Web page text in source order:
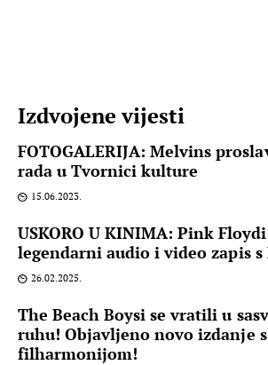
Izdvojene vijesti
FOTOGALERIJA: Melvins
rada u Tvornici kulture
15.06.2023.
USKORO U KINIMA: Pink
legendarni audio i video zapis s
26.02.2025.
The Beach Boysi se vratili u
ruhu! Objavljeno novo izdanje
filharmonijom!